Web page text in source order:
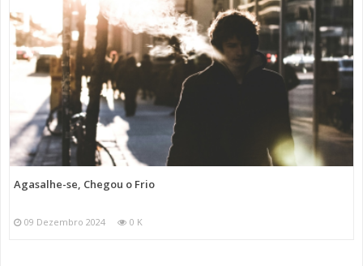
Agasalhe-se, Chegou o Frio
09 Dezembro 2024 0 K